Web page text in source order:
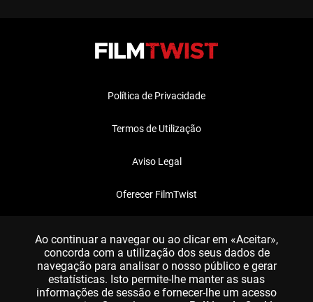
Política de Privacidade
Termos de Utilização
Aviso Legal
Oferecer FilmTwist
Ao continuar a navegar ou ao clicar em «Aceitar»,
concorda com a utilização dos seus dados de
navegação para analisar o nosso público e gerar
estatísticas. Isto permite-lhe manter as suas
informações de sessão e fornecer-lhe um acesso